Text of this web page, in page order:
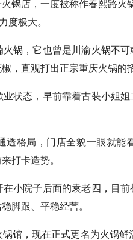
锅店，一度被称作春熙路
度极大。
锅，它也曾是川渝火锅不
，直观打出正宗重庆火锅的
状态，早前靠着古装小姐
透格局，门店全貌一眼就能
打卡造势。
小院子后面的袁老四，目
脚跟、平稳经营。
馆，现在正式更名为火锅